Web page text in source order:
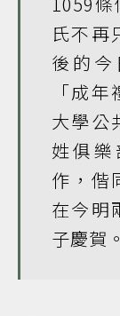
氏不再
後的
「成
大學公
姓俱樂
作，偕
在今明
子慶賀。